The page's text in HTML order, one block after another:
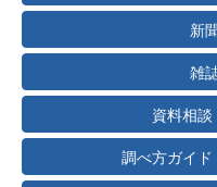
新
雑
資料相談
調べ方ガイド